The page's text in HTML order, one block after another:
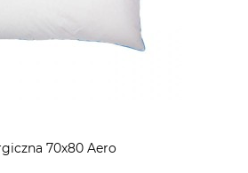
70x80 Aero